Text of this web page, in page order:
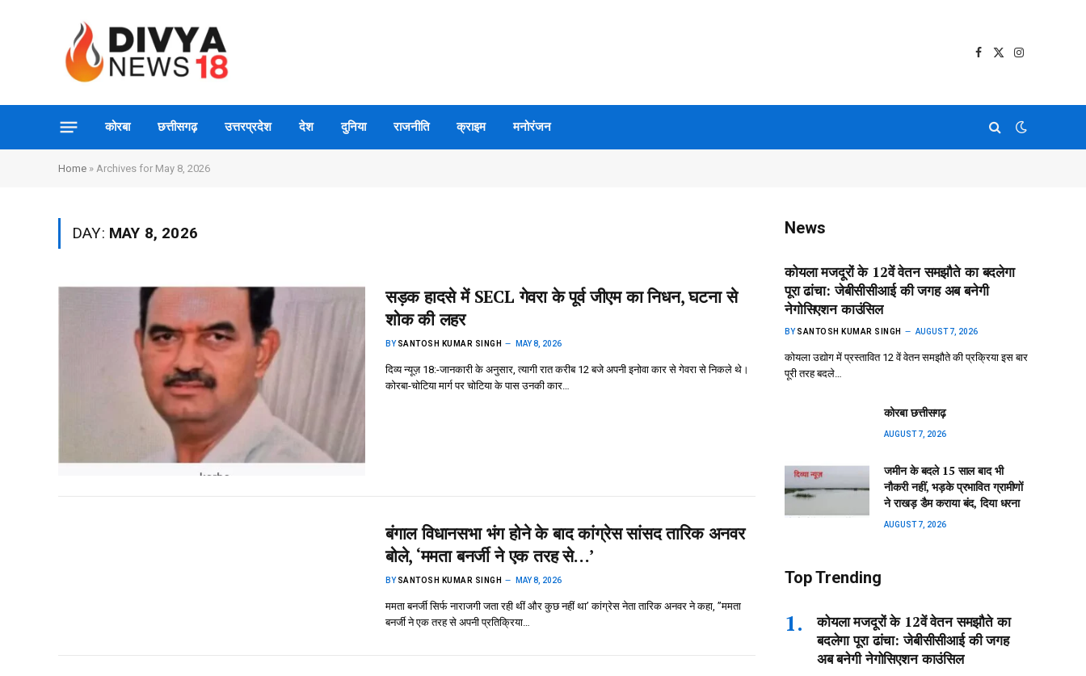
Facebook
X
Instagram
कोरबा छत्तीसगढ़ उत्तरप्रदेश देश दुनिया राजनीति क्राइम मनोरंजन
Home » Archives for May 8, 2026
DAY: MAY 8, 2026
सड़क हादसे में SECL गेवरा के पूर्व जीएम का निधन, घटना से
शोक की लहर
BY SANTOSH KUMAR SINGH MAY 8, 2026
दिव्य न्यूज़ 18:-जानकारी के अनुसार, त्यागी रात करीब 12 बजे अपनी इनोवा कार से गेवरा से निकले थे।
कोरबा-चोटिया मार्ग पर चोटिया के पास उनकी कार…
बंगाल विधानसभा भंग होने के बाद कांग्रेस सांसद तारिक अनवर
बोले, ‘ममता बनर्जी ने एक तरह से…’
BY SANTOSH KUMAR SINGH MAY 8, 2026
ममता बनर्जी सिर्फ नाराजगी जता रही थीं और कुछ नहीं था’ कांग्रेस नेता तारिक अनवर ने कहा, ”ममता
बनर्जी ने एक तरह से अपनी प्रतिक्रिया…
News
कोयला मजदूरों के 12वें वेतन समझौते का बदलेगा
पूरा ढांचा: जेबीसीसीआई की जगह अब बनेगी
नेगोसिएशन काउंसिल
BY SANTOSH KUMAR SINGH AUGUST 7, 2026
कोयला उद्योग में प्रस्तावित 12 वें वेतन समझौते की प्रक्रिया इस बार
पूरी तरह बदले…
कोरबा छत्तीसगढ़
AUGUST 7, 2026
जमीन के बदले 15 साल बाद भी
नौकरी नहीं, भड़के प्रभावित ग्रामीणों
ने राखड़ डैम कराया बंद, दिया धरना
AUGUST 7, 2026
Top Trending
कोयला मजदूरों के 12वें वेतन समझौते का
बदलेगा पूरा ढांचा: जेबीसीसीआई की जगह
अब बनेगी नेगोसिएशन काउंसिल